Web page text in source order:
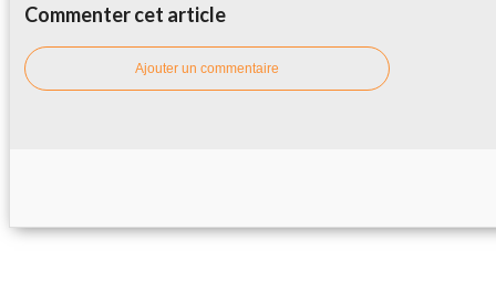
Commenter cet article
Ajouter un commentaire